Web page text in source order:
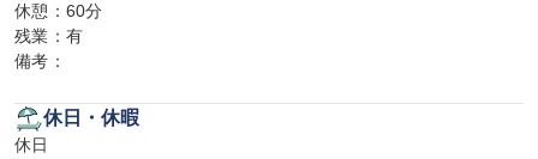
休憩：60分
残業：有
備考：
休日・休暇
休日